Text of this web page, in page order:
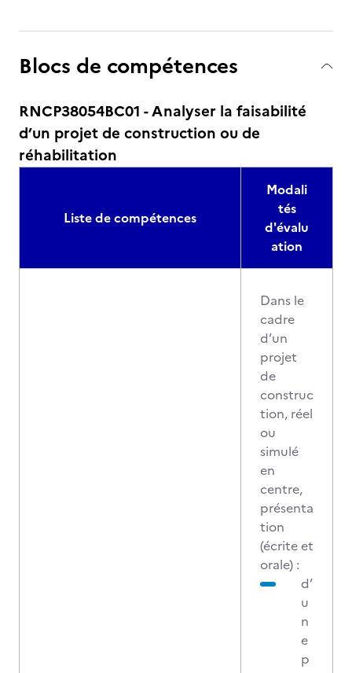
Blocs de compétences
RNCP38054BC01 - Analyser la faisabilité
d’un projet de construction ou de
réhabilitation
Liste de compétences
Modali
tés
d'évalu
ation
Dans le
cadre
d’un
projet
de
construc
tion, réel
ou
simulé
en
centre,
présenta
tion
(écrite et
orale) :
d’
u
n
e
p